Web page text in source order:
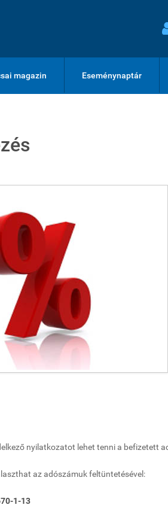
magazin Eseménynaptár
nyilatkozatot lehet tenni a befizetett
az adószámuk feltüntetésével:
1-13